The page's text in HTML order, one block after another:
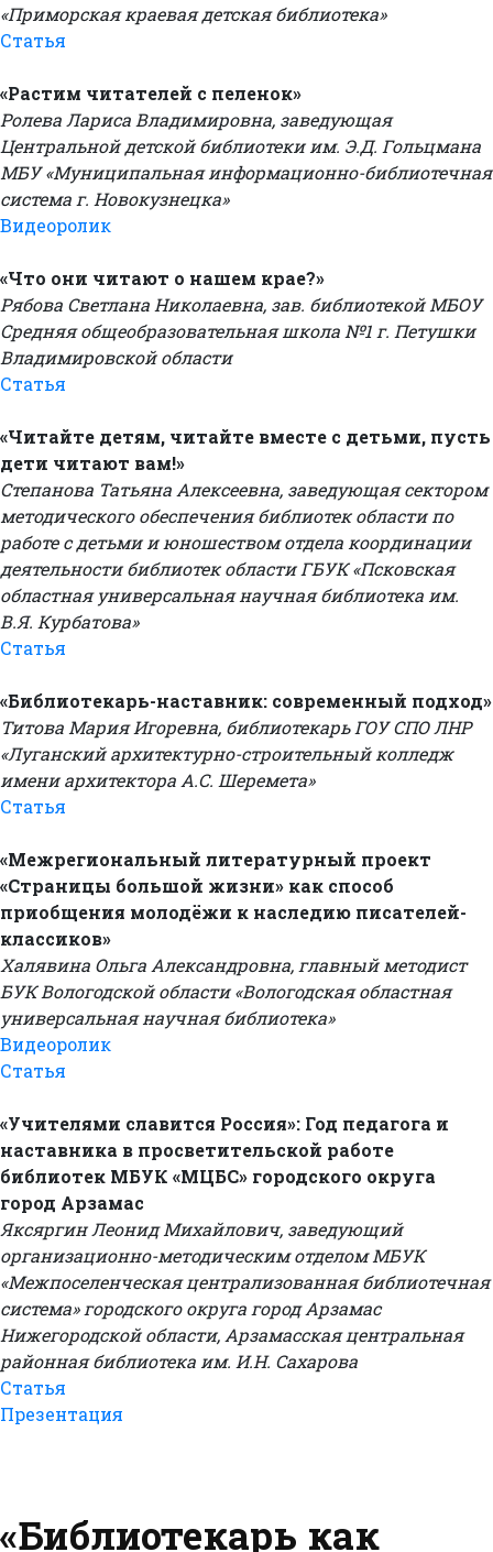
«Приморская краевая детская библиотека»
Статья
«Растим читателей с пеленок»
Ролева Лариса Владимировна, заведующая
Центральной детской библиотеки им. Э.Д. Гольцмана
МБУ «Муниципальная информационно-библиотечная
система г. Новокузнецка»
Видеоролик
«Что они читают о нашем крае?»
Рябова Светлана Николаевна, зав. библиотекой МБОУ
Средняя общеобразовательная школа №1 г. Петушки
Владимировской области
Статья
«Читайте детям, читайте вместе с детьми, пусть
дети читают вам!»
Степанова Татьяна Алексеевна, заведующая сектором
методического обеспечения библиотек области по
работе с детьми и юношеством отдела координации
деятельности библиотек области ГБУК «Псковская
областная универсальная научная библиотека им.
В.Я. Курбатова»
Статья
«Библиотекарь-наставник: современный подход»
Титова Мария Игоревна, библиотекарь ГОУ СПО ЛНР
«Луганский архитектурно-строительный колледж
имени архитектора А.С. Шеремета»
Статья
«Межрегиональный литературный проект
«Страницы большой жизни» как способ
приобщения молодёжи к наследию писателей-
классиков»
Халявина Ольга Александровна, главный методист
БУК Вологодской области «Вологодская областная
универсальная научная библиотека»
Видеоролик
Статья
«Учителями славится Россия»: Год педагога и
наставника в просветительской работе
библиотек МБУК «МЦБС» городского округа
город Арзамас
Яксяргин Леонид Михайлович, заведующий
организационно-методическим отделом МБУК
«Межпоселенческая централизованная библиотечная
система» городского округа город Арзамас
Нижегородской области, Арзамасская центральная
районная библиотека им. И.Н. Сахарова
Статья
Презентация
«Библиотекарь как